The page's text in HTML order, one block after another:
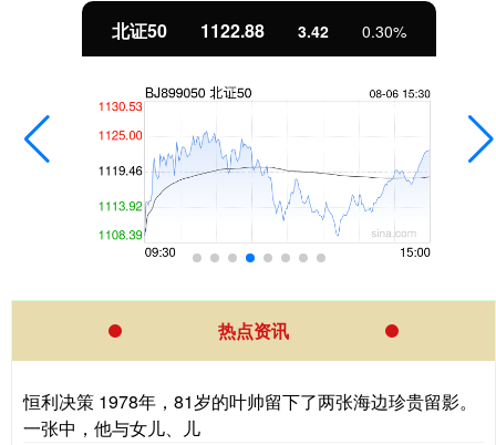
北证50 1122.88 3.42 0.30%
热点资讯
恒利决策 1978年，81岁的叶帅留下了两张海边珍贵留影。
一张中，他与女儿、儿